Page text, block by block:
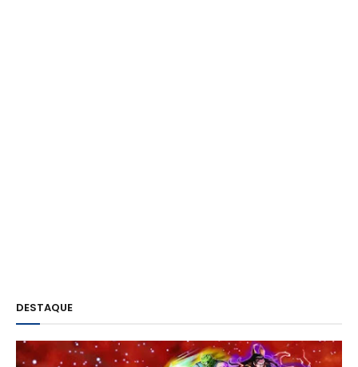
DESTAQUE